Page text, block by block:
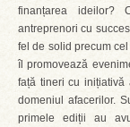
finanțarea ideilor?
antreprenori cu
fel de solid precum
îl promovează
față tineri cu inițiativă
domeniul afacerilor.
primele ediții au